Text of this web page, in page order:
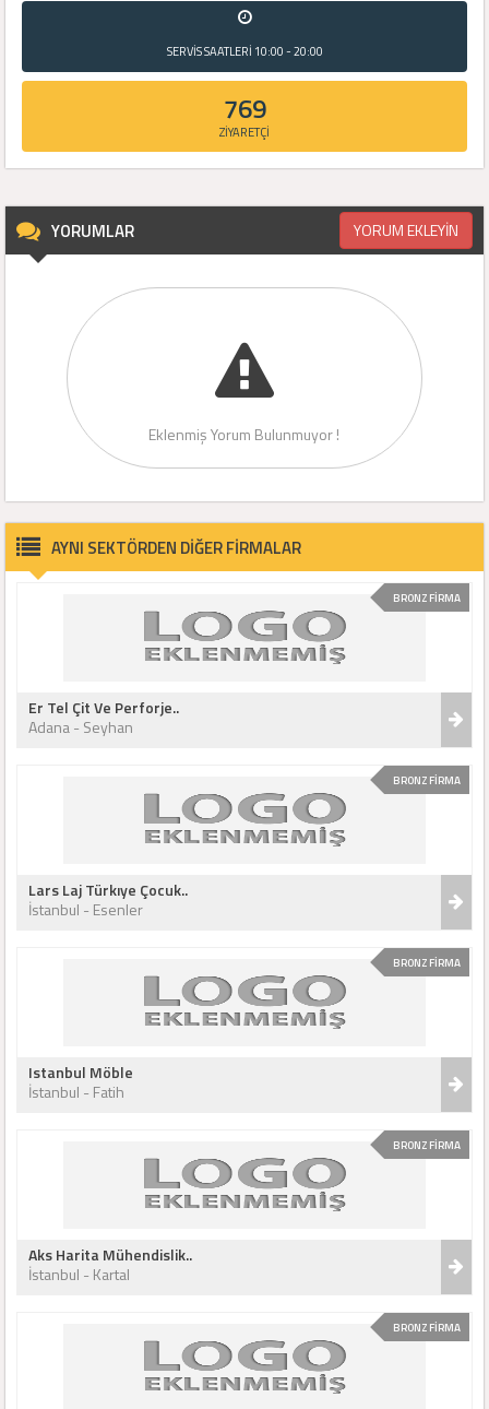
SERVİS SAATLERİ 10:00 - 20:00
769
ZİYARETÇİ
YORUMLAR YORUM EKLEYİN
Eklenmiş Yorum Bulunmuyor !
AYNI SEKTÖRDEN DİĞER FİRMALAR
BRONZ FİRMA
Er Tel Çit Ve Perforje..
Adana - Seyhan
BRONZ FİRMA
Lars Laj Türkıye Çocuk..
İstanbul - Esenler
BRONZ FİRMA
Istanbul Möble
İstanbul - Fatih
BRONZ FİRMA
Aks Harita Mühendislik..
İstanbul - Kartal
BRONZ FİRMA